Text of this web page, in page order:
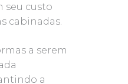
seu custo
cabinadas.
a serem
a